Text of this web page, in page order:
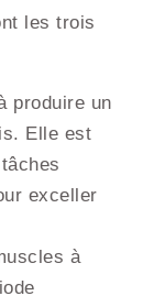
les trois
produire un
Elle est
exceller
à